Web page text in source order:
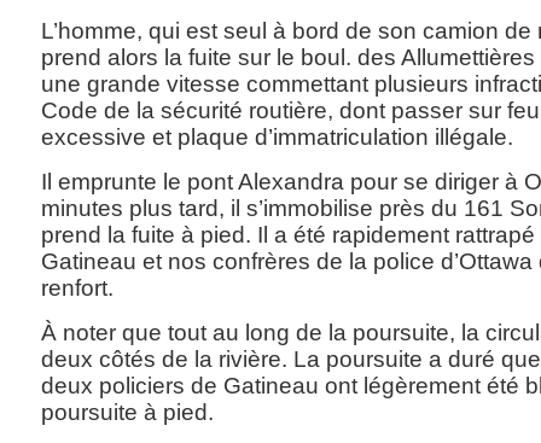
L’homme, qui est seul à bord de son camion
prend alors la fuite sur le boul. des
une grande vitesse commettant plusieurs
Code de la sécurité routière, dont passer sur
excessive et plaque d’immatriculation illégale.
Il emprunte le pont Alexandra pour se diriger à
minutes plus tard, il s’immobilise près du 161
prend la fuite à pied. Il a été rapidement
Gatineau et nos confrères de la police
renfort.
À noter que tout au long de la poursuite, la
deux côtés de la rivière. La poursuite a duré
deux policiers de Gatineau ont légèrement été
poursuite à pied.